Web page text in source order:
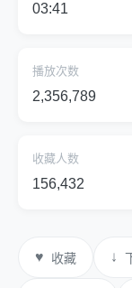
03:41
播放次数
2,356,789
收藏人数
156,432
♥ 收藏 ↓